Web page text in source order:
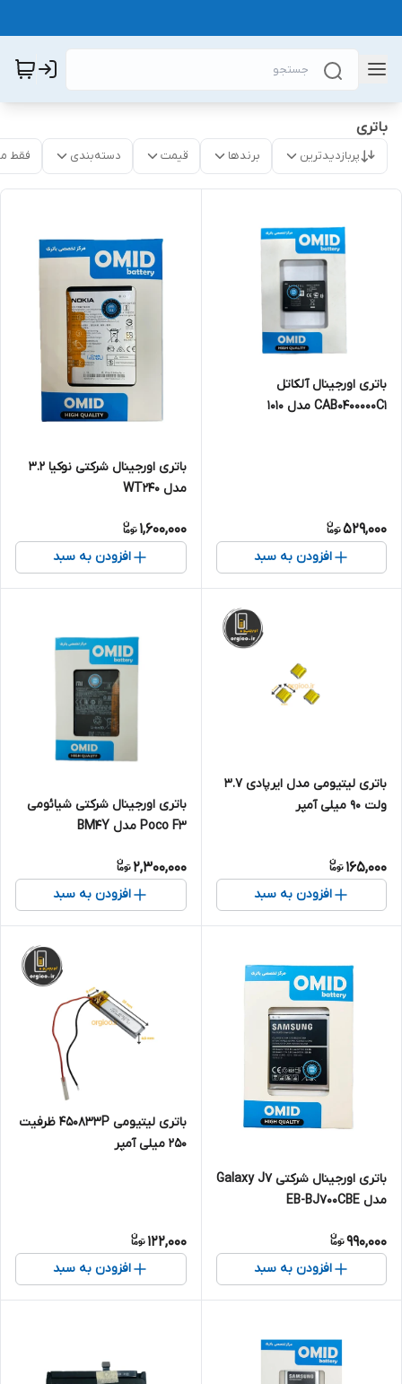
باتری
پربازدیدترین برندها قیمت دسته‌بندی فقط
باتری اورجینال آلکاتل
CAB0400000C1 مدل ۱۰۱۰
529,000
افزودن به سبد
باتری اورجینال شرکتی نوکیا 3.2
مدل WT240
1,600,000
افزودن به سبد
باتری لیتیومی مدل ایرپادی 3.7
ولت ۹۰ میلی آمپر
165,000
افزودن به سبد
باتری اورجینال شرکتی شیائومی
Poco F3 مدل BM4Y
2,300,000
افزودن به سبد
باتری اورجینال شرکتی Galaxy J7
مدل EB-BJ700CBE
990,000
افزودن به سبد
باتری لیتیومی 450833P ظرفیت
250 میلی آمپر
122,000
افزودن به سبد